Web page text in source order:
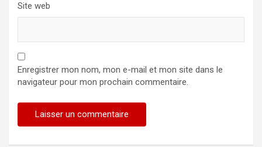
Site web
Enregistrer mon nom, mon e-mail et mon site dans le
navigateur pour mon prochain commentaire.